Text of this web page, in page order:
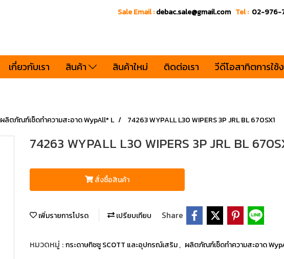
Sale Email :debac.sale@gmail.com Tel : 02-976-
เกี่ยวกับเรา สินค้า สินค้าใหม่ ติดต่อเรา วีดีโอสาทิตการใช้
ผลิตภัณฑ์เช็ดทำความสะอาด WypAll* L 74263 WYPALL L30 WIPERS 3P JRL BL 670SX1
74263 WYPALL L30 WIPERS 3P JRL BL
สั่งซื้อสินค้า
เพิ่มรายการโปรด เปรียบเทียบ Share
หมวดหมู่ :กระดาษทิชชู SCOTT และอุปกรณ์เสริม, ผลิตภัณฑ์เช็ดทำความสะอาด